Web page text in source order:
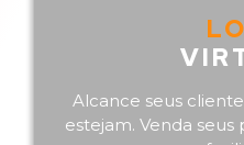
Alcance seus
estejam. Venda